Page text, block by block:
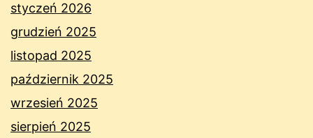
styczeń 2026
grudzień 2025
listopad 2025
październik 2025
wrzesień 2025
sierpień 2025